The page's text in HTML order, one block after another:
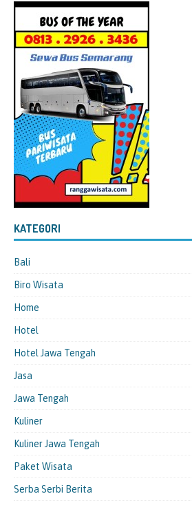
KATEGORI
Bali
Biro Wisata
Home
Hotel
Hotel Jawa Tengah
Jasa
Jawa Tengah
Kuliner
Kuliner Jawa Tengah
Paket Wisata
Serba Serbi Berita